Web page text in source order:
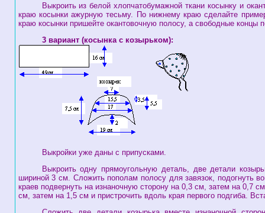
Выкроить из белой хлопчатобумажной ткани косынку и
краю косынки ажурную тесьму. По нижнему краю сделайте
краю косынки пришейте окантовочную полосу, а свободные концы
3 вариант (косынка с козырьком):
Выкройки уже даны с припусками.
Выкроить одну прямоугольную деталь, две детали
шириной 3 см. Сложить пополам полосу для завязок, подогнуть
краев подвернуть на изнаночную сторону на 0,3 см, затем на 0,7
см, затем на 1,5 см и пристрочить вдоль края первого подгиба.